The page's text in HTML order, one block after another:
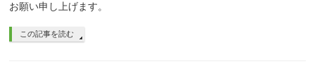
お願い申し上げます。
この記事を読む